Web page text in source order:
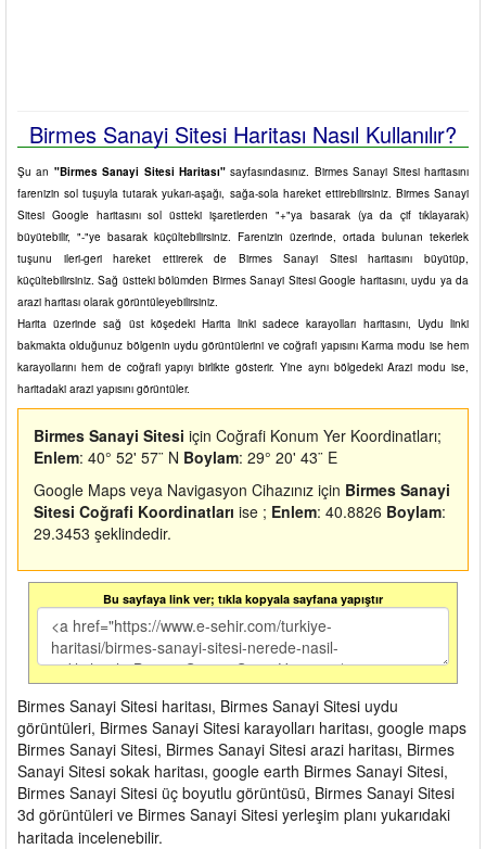
Birmes Sanayi Sitesi Haritası Nasıl Kullanılır?
Şu an "Birmes Sanayi Sitesi Haritası" sayfasındasınız. Birmes Sanayi Sitesi haritasını
farenizin sol tuşuyla tutarak yukarı-aşağı, sağa-sola hareket ettirebilirsiniz. Birmes Sanayi
Sitesi Google haritasını sol üstteki işaretlerden "+"ya basarak (ya da çif tıklayarak)
büyütebilir, "-"ye basarak küçültebilirsiniz. Farenizin üzerinde, ortada bulunan tekerlek
tuşunu ileri-geri hareket ettirerek de Birmes Sanayi Sitesi haritasını büyütüp,
küçültebilirsiniz. Sağ üstteki bölümden Birmes Sanayi Sitesi Google haritasını, uydu ya da
arazi haritası olarak görüntüleyebilirsiniz.
Harita üzerinde sağ üst köşedeki Harita linki sadece karayolları haritasını, Uydu linki
bakmakta olduğunuz bölgenin uydu görüntülerini ve coğrafi yapısını Karma modu ise hem
karayollarını hem de coğrafi yapıyı birlikte gösterir. Yine aynı bölgedeki Arazi modu ise,
haritadaki arazi yapısını görüntüler.
Birmes Sanayi Sitesi için Coğrafi Konum Yer Koordinatları;
Enlem: 40° 52' 57¨ N Boylam: 29° 20' 43¨ E
Google Maps veya Navigasyon Cihazınız için Birmes Sanayi
Sitesi Coğrafi Koordinatları ise ; Enlem: 40.8826 Boylam:
29.3453 şeklindedir.
Bu sayfaya link ver; tıkla kopyala sayfana yapıştır
Birmes Sanayi Sitesi haritası, Birmes Sanayi Sitesi uydu
görüntüleri, Birmes Sanayi Sitesi karayolları haritası, google maps
Birmes Sanayi Sitesi, Birmes Sanayi Sitesi arazi haritası, Birmes
Sanayi Sitesi sokak haritası, google earth Birmes Sanayi Sitesi,
Birmes Sanayi Sitesi üç boyutlu görüntüsü, Birmes Sanayi Sitesi
3d görüntüleri ve Birmes Sanayi Sitesi yerleşim planı yukarıdaki
haritada incelenebilir.